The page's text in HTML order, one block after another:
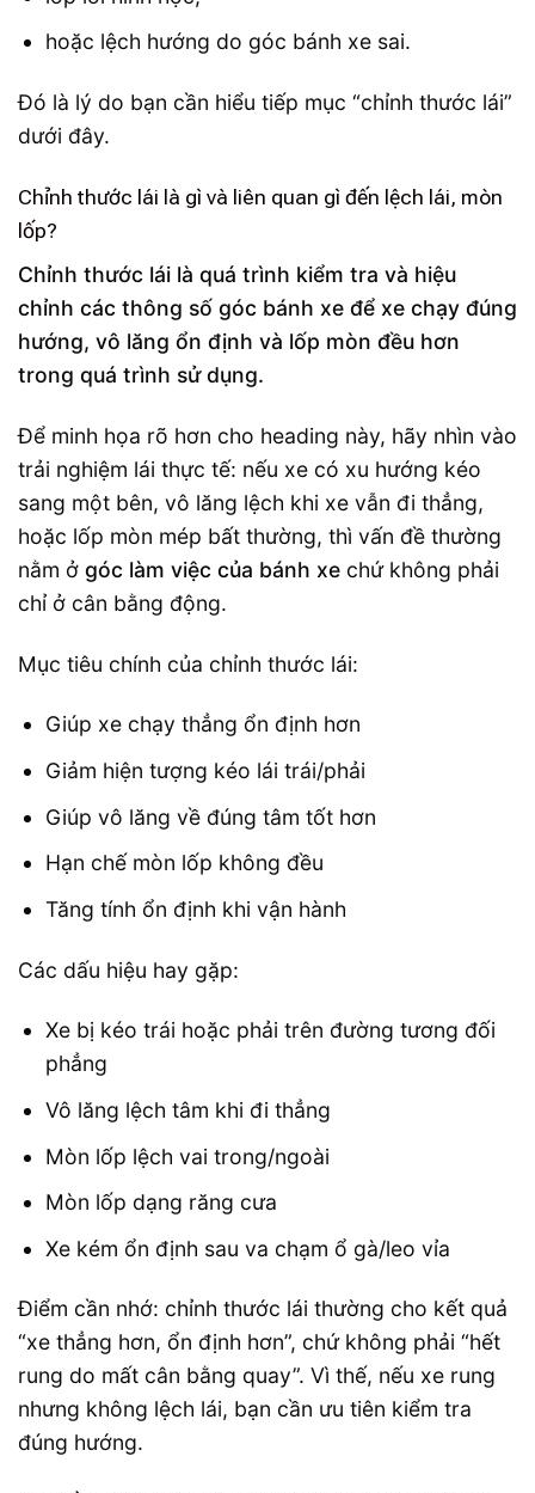
hoặc lệch hướng do góc bánh xe sai.
Đó là lý do bạn cần hiểu tiếp mục “chỉnh thước lái”
dưới đây.
Chỉnh thước lái là gì và liên quan gì đến lệch lái, mòn
lốp?
Chỉnh thước lái là quá trình kiểm tra và hiệu
chỉnh các thông số góc bánh xe để xe chạy đúng
hướng, vô lăng ổn định và lốp mòn đều hơn
trong quá trình sử dụng.
Để minh họa rõ hơn cho heading này, hãy nhìn vào
trải nghiệm lái thực tế: nếu xe có xu hướng kéo
sang một bên, vô lăng lệch khi xe vẫn đi thẳng,
hoặc lốp mòn mép bất thường, thì vấn đề thường
nằm ở góc làm việc của bánh xe chứ không phải
chỉ ở cân bằng động.
Mục tiêu chính của chỉnh thước lái:
Giúp xe chạy thẳng ổn định hơn
Giảm hiện tượng kéo lái trái/phải
Giúp vô lăng về đúng tâm tốt hơn
Hạn chế mòn lốp không đều
Tăng tính ổn định khi vận hành
Các dấu hiệu hay gặp:
Xe bị kéo trái hoặc phải trên đường tương đối
phẳng
Vô lăng lệch tâm khi đi thẳng
Mòn lốp lệch vai trong/ngoài
Mòn lốp dạng răng cưa
Xe kém ổn định sau va chạm ổ gà/leo vỉa
Điểm cần nhớ: chỉnh thước lái thường cho kết quả
“xe thẳng hơn, ổn định hơn”, chứ không phải “hết
rung do mất cân bằng quay”. Vì thế, nếu xe rung
nhưng không lệch lái, bạn cần ưu tiên kiểm tra
đúng hướng.